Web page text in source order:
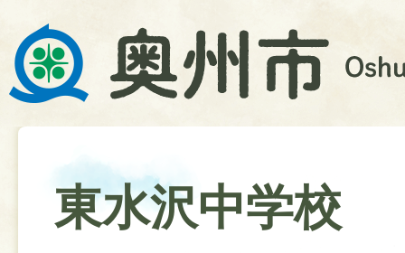
東水沢中学校